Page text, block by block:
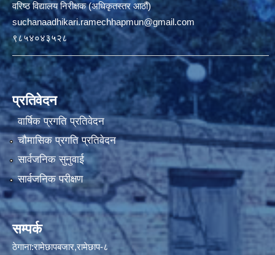
वरिष्ठ विद्यालय निरीक्षक (अधिकृतस्तर आठौं)
suchanaadhikari.ramechhapmun@gmail.com
९८५४०४३५२८
प्रतिवेदन
वार्षिक प्रगति प्रतिवेदन
चौमासिक प्रगति प्रतिवेदन
सार्वजनिक सुनुवाई
सार्वजनिक परीक्षण
सम्पर्क
ठेगाना:रामेछापबजार,रामेछाप-८